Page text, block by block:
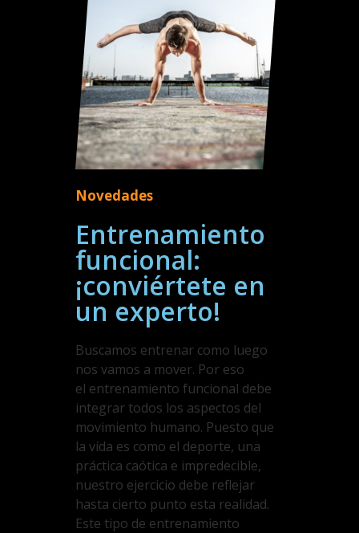
Novedades
Entrenamiento
funcional:
¡conviértete en
un experto!
Buscamos entrenar como luego
nos vamos a mover. Por eso
el entrenamiento funcional debe
integrar todos los aspectos del
movimiento humano. Puesto que
la vida es como el deporte, una
práctica caótica e impredecible,
nuestro ejercicio debe reflejar
hasta cierto punto esta realidad.
Este tipo de entrenamiento